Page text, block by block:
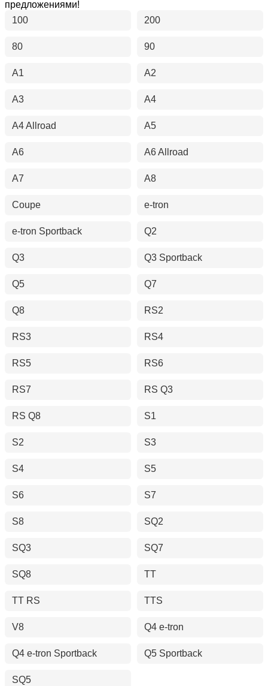
предложениями!
100
200
80 90
A1 A2
A3 A4
A4 Allroad A5
A6 A6 Allroad
A7 A8
Coupe e-tron
e-tron Sportback Q2
Q3 Q3 Sportback
Q5 Q7
Q8 RS2
RS3 RS4
RS5 RS6
RS7 RS Q3
RS Q8 S1
S2 S3
S4 S5
S6 S7
S8 SQ2
SQ3 SQ7
SQ8 TT
TT RS TTS
V8 Q4 e-tron
Q4 e-tron Sportback Q5 Sportback
SQ5